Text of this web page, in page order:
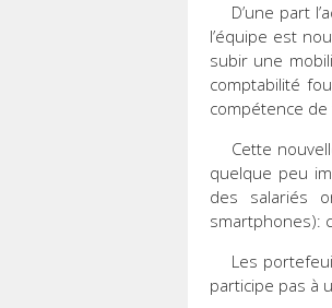
D’une part
l’équipe est
subir une
comptabilité
compétence
Cette
quelque peu
des salariés
smartphones):
Les
participe pas à